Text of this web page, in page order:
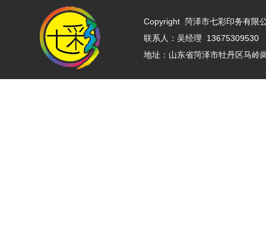
Copyright 菏泽市七彩印务有限
联系人：吴经理
地址：山东省菏泽市牡丹区马